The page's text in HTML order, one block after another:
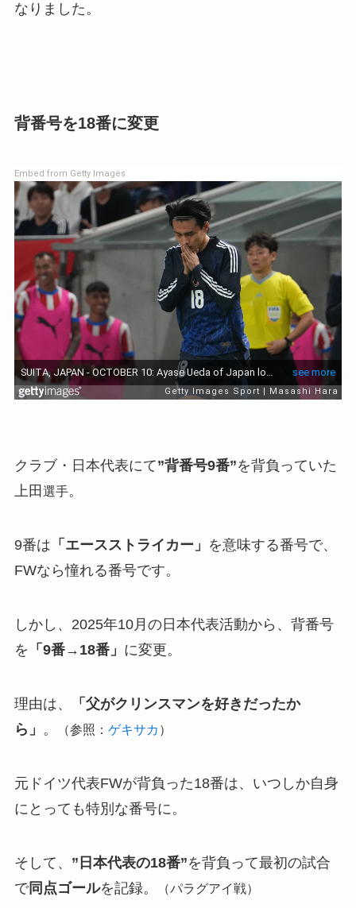
なりました。
背番号を18番に変更
Embed from Getty Images
クラブ・日本代表にて”背番号9番”を背負っていた
上田 選手。
9番は 「エースストライカー」 を意味する番号で、
FWなら憧れる番号です。
しかし、2025年10月の日本代表活動から、背番号
を 「9番→18番」 に変更。
理由は、
「父がクリンスマンを好きだったか
ら」 。 （参照： ゲキサカ ）
元ドイツ代表FWが背負った18番は、いつしか自身
にとっても特別な番号に。
そして、 ”日本代表の18番”を背負って最初の試合
で同点ゴールを記録。 （パラグアイ戦）